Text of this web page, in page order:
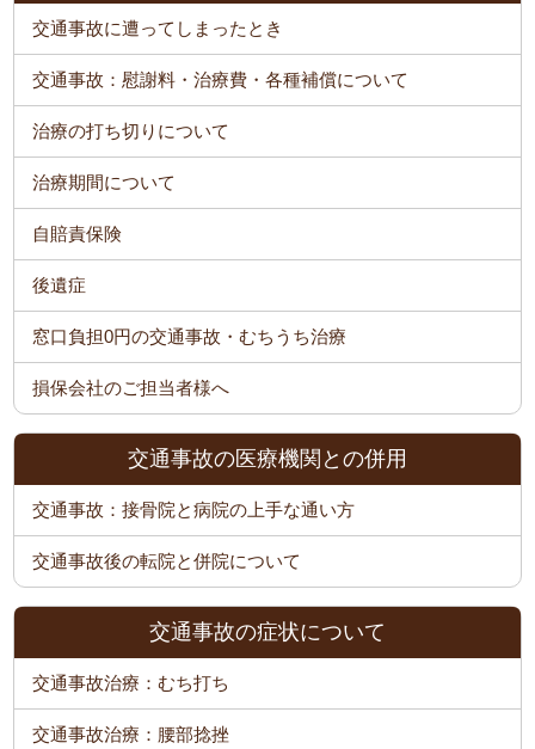
交通事故に遭ってしまったとき
交通事故：慰謝料・治療費・各種補償について
治療の打ち切りについて
治療期間について
自賠責保険
後遺症
窓口負担0円の交通事故・むちうち治療
損保会社のご担当者様へ
交通事故の医療機関との併用
交通事故：接骨院と病院の上手な通い方
交通事故後の転院と併院について
交通事故の症状について
交通事故治療：むち打ち
交通事故治療：腰部捻挫